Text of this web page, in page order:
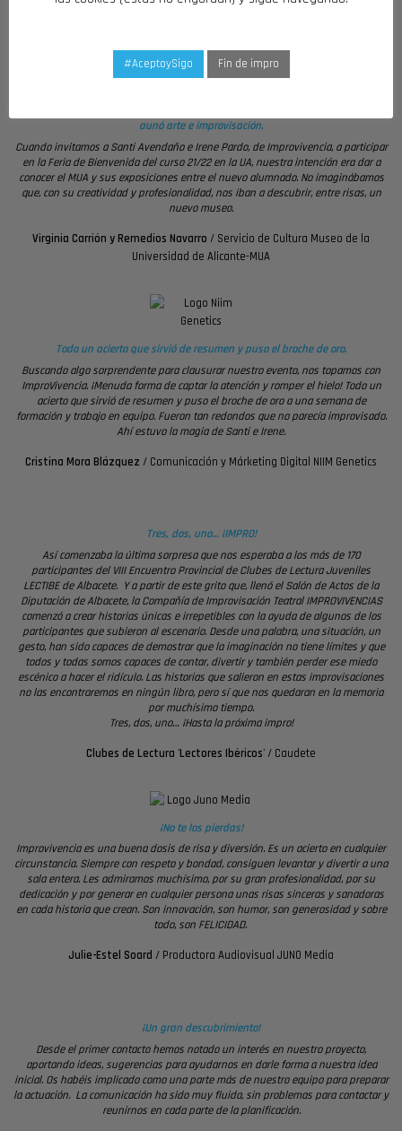
genial y va a sallir mucho más feliz y contento de lo que entró.
aunó arte e improvisación.
Cuando invitamos a Santi Avendaño e Irene Pardo, de Improvivencia, a participar
en la Feria de Bienvenida del curso 21/22 en la UA, nuestra intención era dar a
conocer el MUA y sus exposiciones entre el nuevo alumnado. No imaginábamos
que, con su creatividad y profesionalidad, nos iban a descubrir, entre risas, un
nuevo museo.
Virginia Carrión y Remedios Navarro / Servicio de Cultura Museo de la
Universidad de Alicante-MUA
Todo un acierto que sirvió de resumen y puso el broche de oro.
Buscando algo sorprendente para clausurar nuestro evento, nos topamos con
ImproVivencia. ¡Menuda forma de captar la atención y romper el hielo! Todo un
acierto que sirvió de resumen y puso el broche de oro a una semana de
formación y trabajo en equipo. Fueron tan redondos que no parecía improvisado.
Ahí estuvo la magia de Santi e Irene.
Cristina Mora Blázquez / Comunicación y Márketing Digital NIIM Genetics
Tres, dos, uno… ¡IMPRO!
Así comenzaba la última sorpresa que nos esperaba a los más de 170
participantes del VIII Encuentro Provincial de Clubes de Lectura Juveniles
LECTIBE de Albacete. Y a partir de este grito que, llenó el Salón de Actos de la
Diputación de Albacete, la Compañía de Improvisación Teatral IMPROVIVENCIAS
comenzó a crear historias únicas e irrepetibles con la ayuda de algunos de los
participantes que subieron al escenario. Desde una palabra, una situación, un
gesto, han sido capaces de demostrar que la imaginación no tiene límites y que
todos y todas somos capaces de contar, divertir y también perder ese miedo
escénico a hacer el ridículo. Las historias que salieron en estas improvisaciones
no las encontraremos en ningún libro, pero sí que nos quedaran en la memoria
por muchísimo tiempo.
Tres, dos, uno… ¡Hasta la próxima impro!
Clubes de Lectura 'Lectores Ibéricos'/ Caudete
¡No te los pierdas!
Improvivencia es una buena dosis de risa y diversión. Es un acierto en cualquier
circunstancia. Siempre con respeto y bondad, consiguen levantar y divertir a una
sala entera. Les admiramos muchísimo, por su gran profesionalidad, por su
dedicación y por generar en cualquier persona unas risas sinceras y sanadoras
en cada historia que crean. Son innovación, son humor, son generosidad y sobre
todo, son FELICIDAD.
Julie-Estel Soard / Productora Audiovisual JUNO Media
¡Un gran descubrimiento!
Desde el primer contacto hemos notado un interés en nuestro proyecto,
aportando ideas, sugerencias para ayudarnos en darle forma a nuestra idea
inicial. Os habéis implicado como una parte más de nuestro equipo para preparar
la actuación. La comunicación ha sido muy fluida, sin problemas para contactar y
reunirnos en cada parte de la planificación.
#AceptoySigo Fin de impro